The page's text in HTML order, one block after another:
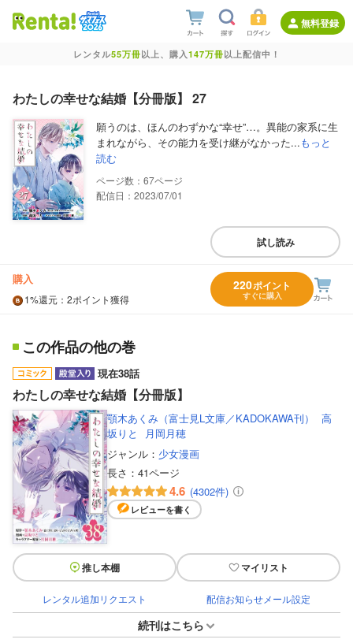
無料登録
レンタル55万冊以上、購入147万冊以上配信中！
わたしの幸せな結婚【分冊版】 27
願うのは、ほんのわずかな“幸せ”…。異能の家系に生
まれながら、その能力を受け継がなかった...もっと
読む
67
配信日：2023/07/01
試し読み
購入
1%還元 ：2ポイント獲得
220ポイント
すぐに購入
この作品の他の巻
現在38話
わたしの幸せな結婚【分冊版】
顎木あくみ（富士見L文庫／KADOKAWA刊）
高
坂りと
月岡月穂
ジャンル： 少女漫画
長さ： 41ページ
4.6 (4302件)
レビューを書く
推し本棚 マイリスト
レンタル追加リクエスト 配信お知らせメール設定
続刊はこちら